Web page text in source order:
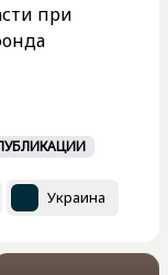
при
Украина